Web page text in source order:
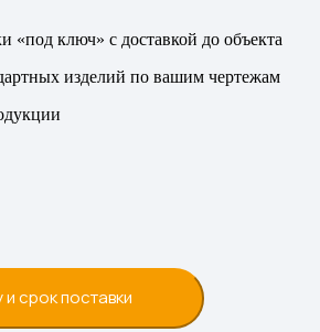
«под ключ» с доставкой до объекта
изделий по вашим чертежам
срок поставки